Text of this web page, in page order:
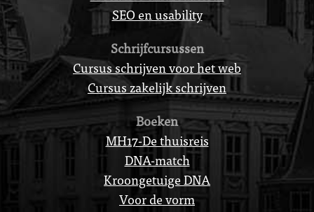
SEO en usability
Schrijfcursussen
Cursus schrijven voor het web
Cursus zakelijk schrijven
Boeken
MH17-De thuisreis
DNA-match
Kroongetuige DNA
Voor de vorm